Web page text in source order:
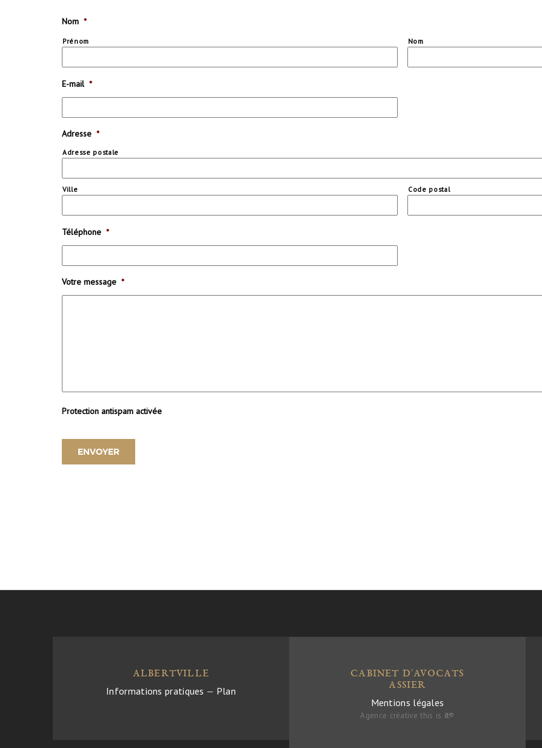
Nom *
Prénom Nom
E-mail *
Adresse *
Adresse postale
Ville Code postal
Téléphone *
Votre message *
Protection antispam activée
ALBERTVILLE
Informations pratiques — Plan
CABINET D'AVOCATS
ASSIER
Mentions légales
Agence créative this is it®